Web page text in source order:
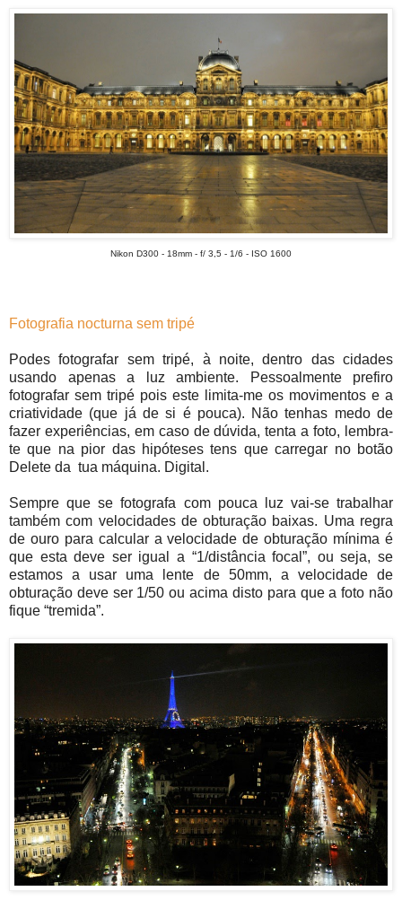
Nikon D300 - 18mm - f/ 3,5 - 1/6 - ISO 1600
Fotografia nocturna sem tripé
Podes fotografar sem tripé, à noite, dentro das cidades
usando apenas a luz ambiente. Pessoalmente prefiro
fotografar sem tripé pois este limita-me os movimentos e a
criatividade (que já de si é pouca). Não tenhas medo de
fazer experiências, em caso de dúvida, tenta a foto, lembra-
te que na pior das hipóteses tens que carregar no botão
Delete da tua máquina. Digital.
Sempre que se fotografa com pouca luz vai-se trabalhar
também com velocidades de obturação baixas. Uma regra
de ouro para calcular a velocidade de obturação mínima é
que esta deve ser igual a “1/distância focal”, ou seja, se
estamos a usar uma lente de 50mm, a velocidade de
obturação deve ser 1/50 ou acima disto para que a foto não
fique “tremida”.